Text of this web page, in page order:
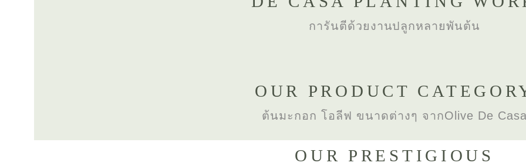
การันตีด้วยงานปลูกหลายพันต้น
OUR PRODUCT
ต้นมะกอก โอลีฟ ขนาดต่างๆ จากOlive De
OUR PRESTIGIOUS